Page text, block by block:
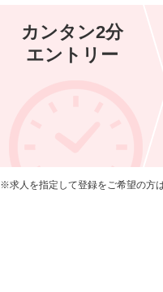
カンタン2分
エントリー
※求人を指定して登録をご希望の方